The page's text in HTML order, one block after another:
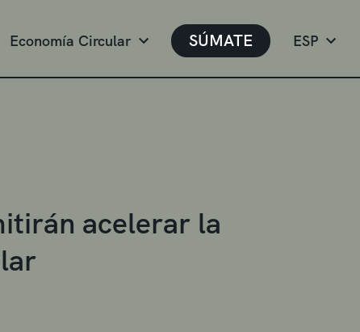
Economía Circular SÚMATE ESP
acelerar la